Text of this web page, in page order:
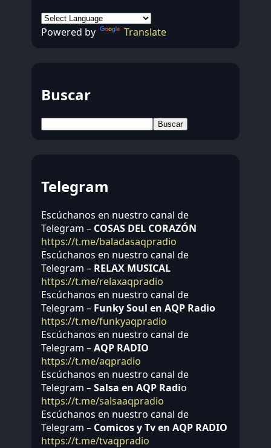
Powered by Translate
Buscar
Buscar:
Telegram
Escúchanos en nuestro canal de
Telegram – COSAS DEL CORAZÓN
https://t.me/baladasaqpradio
Escúchanos en nuestro canal de
Telegram – RELAX MUSICAL
https://t.me/relaxaqpradio
Escúchanos en nuestro canal de
Telegram – Funky Soul en AQP Radio
https://t.me/funkyaqpradio
Escúchanos en nuestro canal de
Telegram –AQP RADIO
https://t.me/aqpradio
Escúchanos en nuestro canal de
Telegram –Salsa en AQP Radio
https://t.me/salsaaqpradio
Escúchanos en nuestro canal de
Telegram – Comicos y Tv en AQP RADIO
https://t.me/tvaqpradio